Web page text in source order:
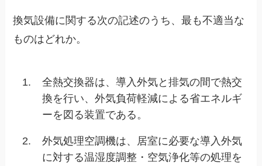
換気設備に関する次の記述のうち、最も不適当な
ものはどれか。
1.
全熱交換器は、導入外気と排気の間で熱交
換を行い、外気負荷軽減による省エネルギ
ーを図る装置である。
2.
外気処理空調機は、居室に必要な導入外気
に対する温湿度調整・空気浄化等の処理を